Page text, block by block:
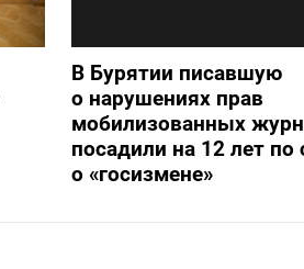
В Бурятии писавшую
о нарушениях прав
мобилизованных
посадили на 12 лет по
о «госизмене»